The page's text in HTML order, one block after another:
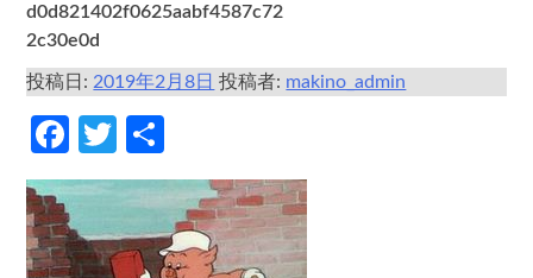
d0d821402f0625aabf4587c72
2c30e0d
投稿日: 2019年2月8日 投稿者: makino_admin
Facebook
Twitter
有